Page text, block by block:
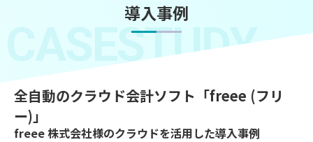
導入事例
CASESTUDY
全自動のクラウド会計ソフト「freee (フリ
ー)」
freee 株式会社様のクラウドを活用した導入事例